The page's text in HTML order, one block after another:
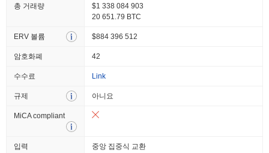
총 거래량
$1 338 084 903
20 651.79 BTC
ERV 볼륨 $884 396 512
암호화폐 42
수수료 Link
규제 아니요
MiCA compliant
입력 중앙 집중식 교환